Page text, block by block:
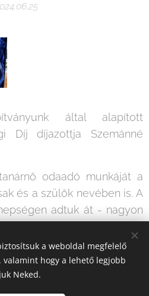
által alapított
Díj díjazottja Szemánné
odaadó munkáját a
és a szülők nevében is. A
adtuk át - nagyon
a weboldal megfelelő
valamint hogy a lehető legjobb
Neked.